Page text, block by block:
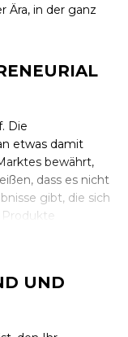
Ära, in der ganz
Die
etwas damit
bewährt,
dass es nicht
gibt, die sich
der Normalfall.
UND